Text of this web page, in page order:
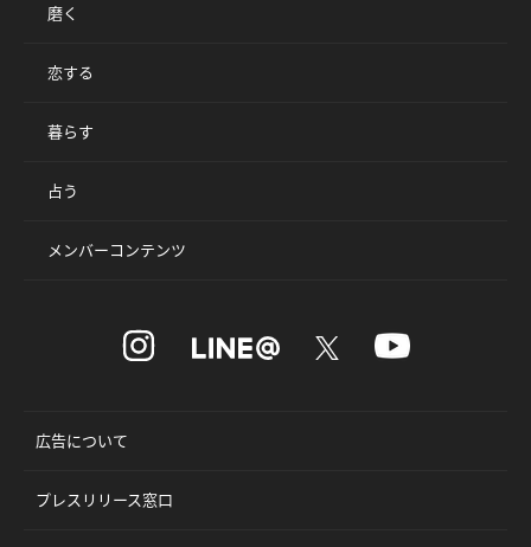
磨く
恋する
暮らす
占う
メンバーコンテンツ
広告について
プレスリリース窓口